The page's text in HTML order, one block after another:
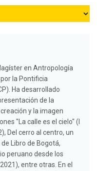
en Antropología
la Pontificia
Ha desarrollado
de la
y la imagen
"La calle es el cielo" (I
Del cerro al centro, un
Libro de Bogotá,
peruano desde los
entre otras. En el